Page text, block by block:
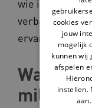
wie iemand is.
verbinding
ervaring.
Wat zou
miljoen
cookies
jouw
mogelijk
kunnen wij
afspelen
instellen.
aan.